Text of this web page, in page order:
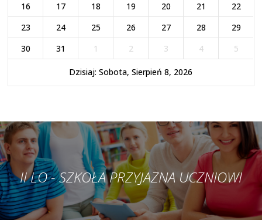
16
17 18 19 20 21
22
23
24 25 26 27 28
29
30
31 1 2 3 4 5
Dzisiaj: Sobota, Sierpień 8, 2026
II LO - SZKOŁA PRZYJAZNA UCZNIOWI